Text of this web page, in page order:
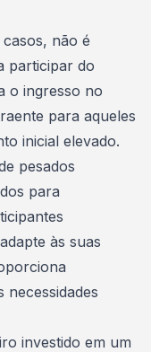
não é
participar do
o ingresso no
para aqueles
inicial elevado.
pesados
para
às suas
necessidades
investido em um